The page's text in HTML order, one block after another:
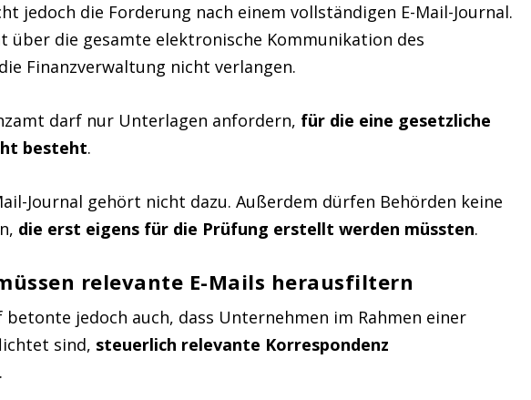
jedoch die Forderung nach einem vollständigen E-Mail-Journal.
über die gesamte elektronische Kommunikation des
Finanzverwaltung nicht verlangen.
darf nur Unterlagen anfordern, für die eine gesetzliche
besteht.
Journal gehört nicht dazu. Außerdem dürfen Behörden keine
die erst eigens für die Prüfung erstellt werden müssten.
relevante E-Mails herausfiltern
betonte jedoch auch, dass Unternehmen im Rahmen einer
sind, steuerlich relevante Korrespondenz
.